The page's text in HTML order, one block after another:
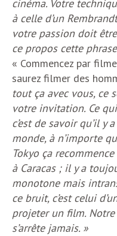
cinéma. Votre
à celle d’un
votre passion doit être
ce propos cette
« Commencez par
saurez filmer des
tout ça avec vous, ce
votre invitation. Ce
c’est de savoir qu’il
monde, à n’importe
Tokyo ça
à Caracas ; il y a
monotone mais
ce bruit, c’est celui
projeter un film.
s’arrête jamais. »